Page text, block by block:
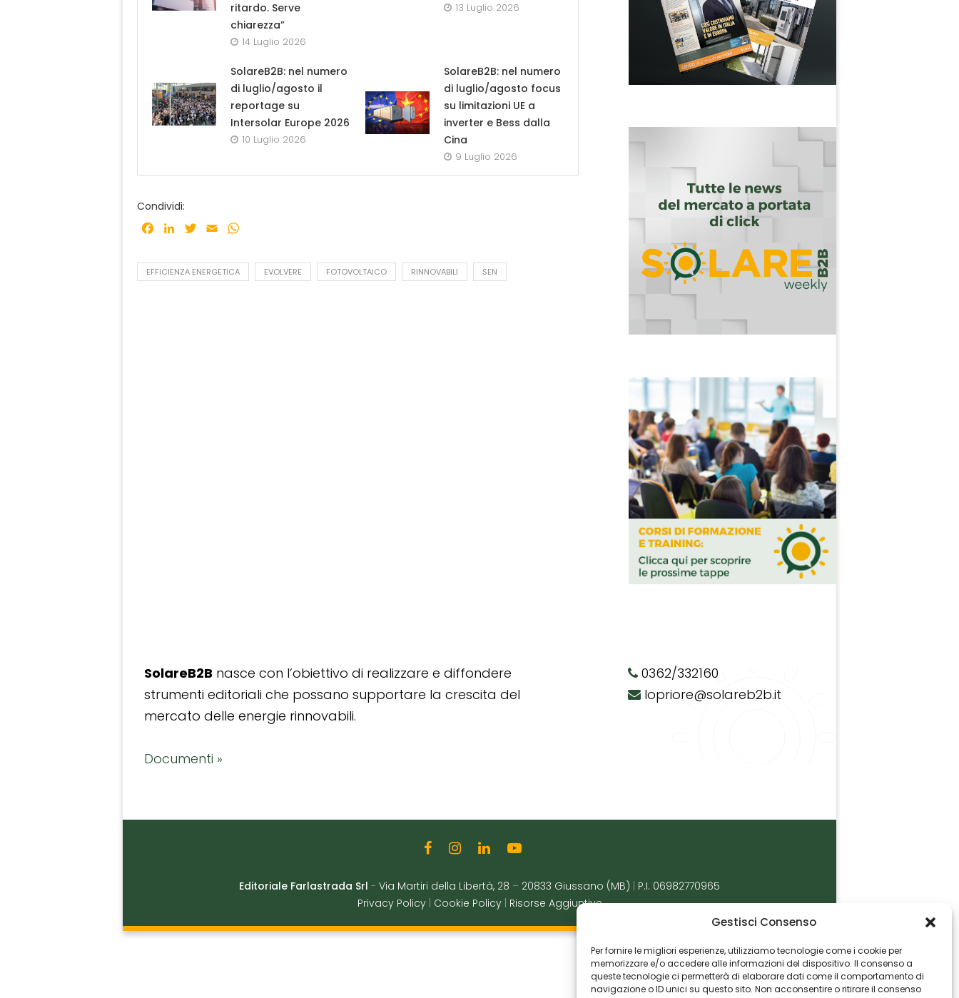
Gestisci Consenso
Per fornire le migliori esperienze, utilizziamo tecnologie come i cookie per
memorizzare e/o accedere alle informazioni del dispositivo. Il consenso a
queste tecnologie ci permetterà di elaborare dati come il comportamento di
navigazione o ID unici su questo sito. Non acconsentire o ritirare il consenso
ritardo. Serve
chiarezza”
14 Luglio 2026
13 Luglio 2026
SolareB2B: nel numero
di luglio/agosto il
reportage su
Intersolar Europe 2026
10 Luglio 2026
SolareB2B: nel numero
di luglio/agosto focus
su limitazioni UE a
inverter e Bess dalla
Cina
9 Luglio 2026
Condividi:
Facebook
LinkedInTwitter
Email
EFFICIENZA ENERGETICA EVOLVERE FOTOVOLTAICO RINNOVABILI SEN
SolareB2B nasce con l’obiettivo di realizzare e diffondere
strumenti editoriali che possano supportare la crescita del
mercato delle energie rinnovabili.
Documenti »
0362/332160
lopriore@solareb2b.it
Editoriale Farlastrada Srl - Via Martiri della Libertà, 28 – 20833 Giussano (MB)
P.I. 06982770965
Privacy Policy
Cookie Policy Risorse Aggiuntive